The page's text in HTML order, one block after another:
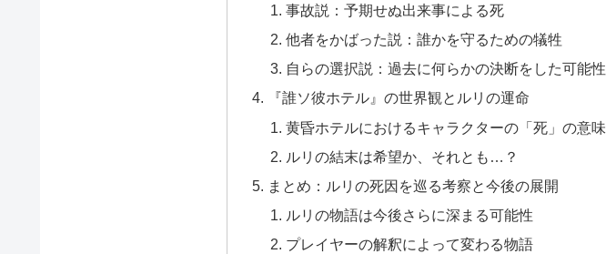
事故説：予期せぬ出来事による死
他者をかばった説：誰かを守るための犠牲
自らの選択説：過去に何らかの決断をした可能性
『誰ソ彼ホテル』の世界観とルリの運命
黄昏ホテルにおけるキャラクターの「死」の意味
ルリの結末は希望か、それとも…？
まとめ：ルリの死因を巡る考察と今後の展開
ルリの物語は今後さらに深まる可能性
プレイヤーの解釈によって変わる物語